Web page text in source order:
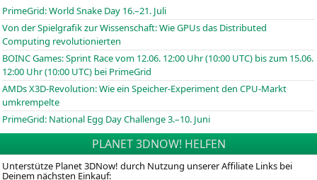
PrimeGrid: World Snake Day 16.–21. Juli
Von der Spielgrafik zur Wissenschaft: Wie GPUs das Distributed
Computing revolutionierten
BOINCGames: Sprint Race vom 12.06. 12:00 Uhr (10:00 UTC) bis zum 15.06.
12:00 Uhr (10:00 UTC) bei PrimeGrid
AMDs X3D-Revolution: Wie ein Speicher-Experiment den CPU-Markt
umkrempelte
PrimeGrid: National Egg Day Challenge 3.–10. Juni
PLANET 3DNOW! HELFEN
Unterstütze Planet 3DNow! durch Nutzung unserer Affiliate Links bei
Deinem nächsten Einkauf: